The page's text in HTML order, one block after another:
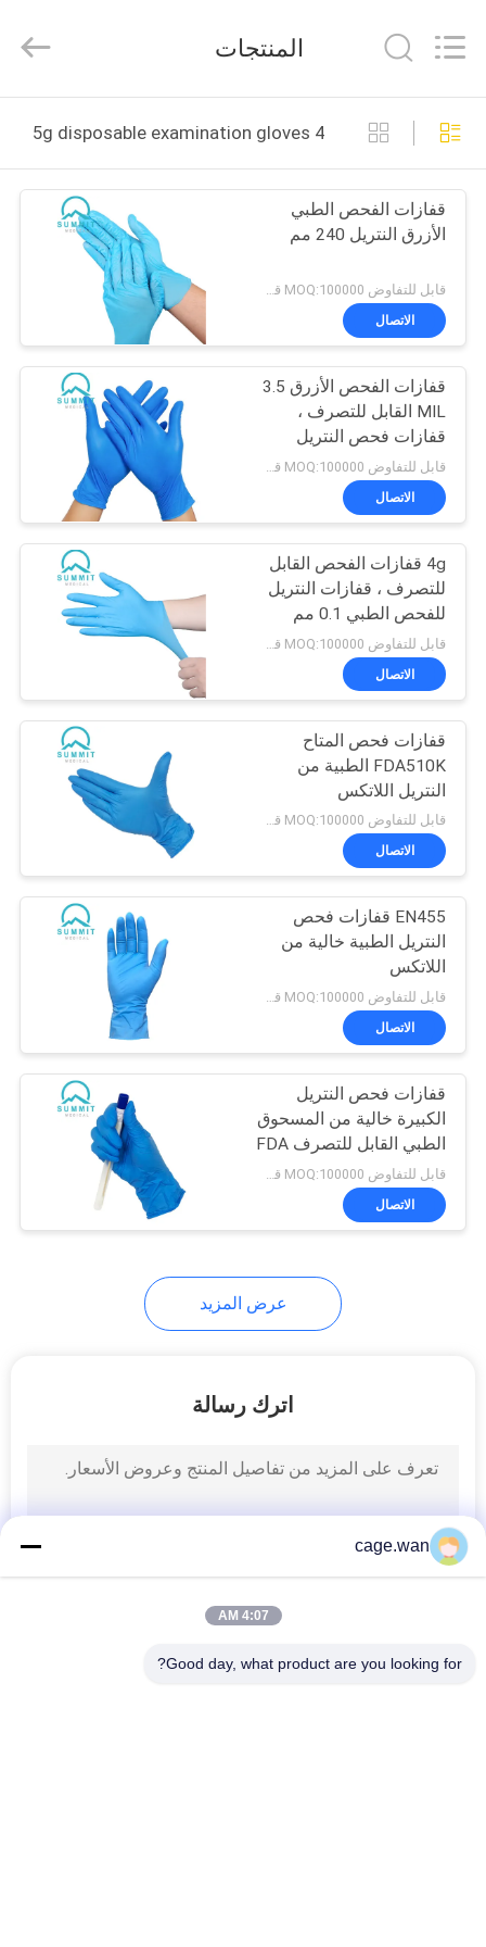
منزل،
بيت
منتجات
عرض
الواقع
الافتراضي
معلومات
جولة
المعمل
مراقبة
الجودة
اتصل
أخبار
حالات
خريطة
الموقع
PRIVACY
POLICY
Reserved.
المنتجات
4 5g disposable examination gloves التصنيع عبر الإنترنت
قفازات الفحص الطبي
الأزرق النتريل 240 مم
قابل للتفاوض MOQ:100000 قطعة
الاتصال
قفازات الفحص الأزرق 3.5
MIL القابل للتصرف ،
قفازات فحص النتريل
الطبية الخالية من اللاتكس
الاتصال
4g قفازات الفحص القابل
للتصرف ، قفازات النتريل
للفحص الطبي 0.1 مم
الاتصال
قفازات فحص المتاح
FDA510K الطبية من
النتريل اللاتكس
قابل للتفاوض MOQ:100000 قطعة
الاتصال
EN455 قفازات فحص
النتريل الطبية خالية من
اللاتكس
قابل للتفاوض MOQ:100000 قطعة
الاتصال
قفازات فحص النتريل
الكبيرة خالية من المسحوق
الطبي القابل للتصرف FDA
510K المعتمدة
الاتصال
عرض المزيد
اترك رسالة
cage.wan
4:07 AM
Good day, what product are you looking for?